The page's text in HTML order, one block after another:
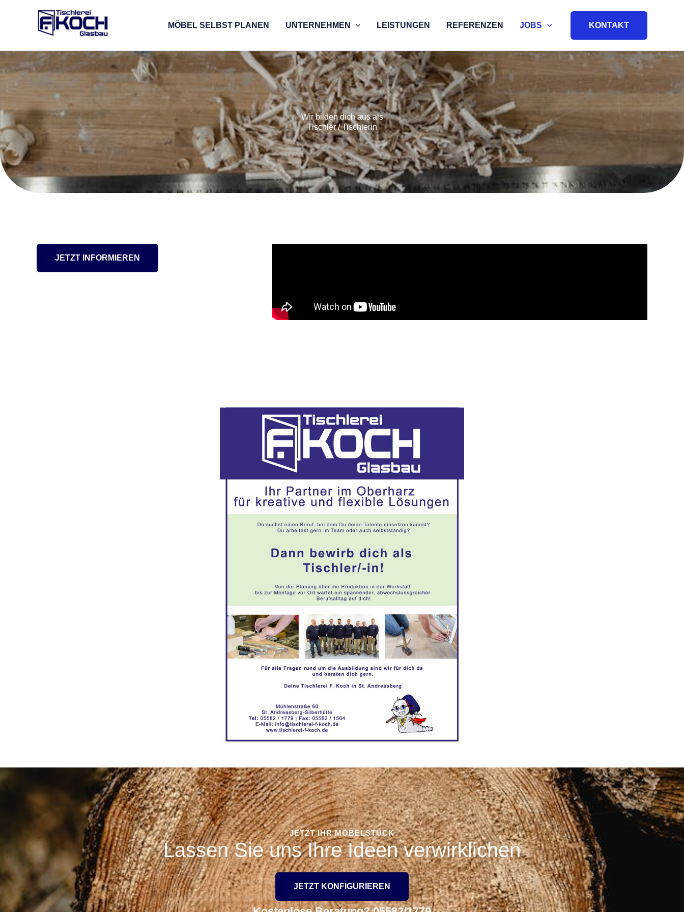
MÖBEL SELBST PLANEN UNTERNEHMEN LEISTUNGEN REFERENZEN JOBS KONTAKT
Wir bilden dich aus als
Tischler / Tischlerin
JETZT INFORMIEREN
JETZT IHR MÖBELSTÜCK
Lassen Sie uns Ihre Ideen verwirklichen
JETZT KONFIGURIEREN